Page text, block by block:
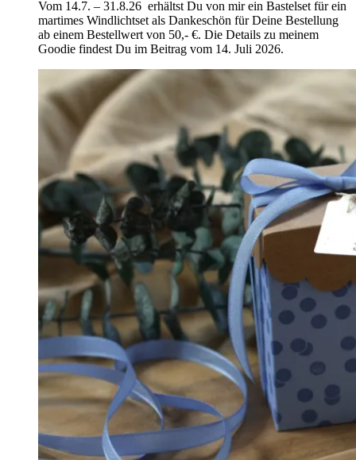
Vom 14.7. – 31.8.26 erhältst Du von mir ein Bastelset für ein
martimes Windlichtset als Dankeschön für Deine Bestellung
ab einem Bestellwert von 50,- €. Die Details zu meinem
Goodie findest Du im Beitrag vom 14. Juli 2026.